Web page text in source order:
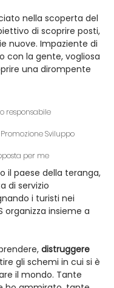
nella scoperta del
di scoprire posti,
nuove. Impaziente di
con la gente, vogliosa
una dirompente
responsabile
Sviluppo
per me
il paese della teranga,
di servizio
i turisti nei
organizza insieme a
distruggere
gli schemi in cui si è
il mondo. Tante